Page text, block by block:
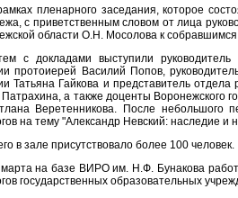
пленарного заседания, которое
с приветственным словом от лица
области О.Н. Мосолова к
с докладами выступили руководитель
протоиерей Василий Попов,
Татьяна Гайкова и представитель отдела
а также доценты Воронежского
Веретенникова. После небольшого
на тему "Александр Невский: наследие и
в зале присутствовало более 100 человек.
на базе ВИРО им. Н.Ф. Бунакова
государственных образовательных